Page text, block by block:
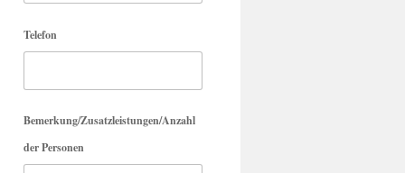
Telefon
Bemerkung/Zusatzleistungen/Anzahl
der Personen